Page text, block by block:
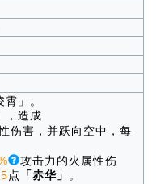
」。
，造成
伤害，并跃向空中，每
攻击力的火属性伤
点 「赤华」 。